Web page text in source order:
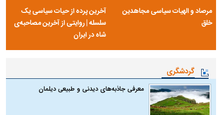
مرصاد و الهیات سیاسی مجاهدین
خلق
آخرین پرده از حیات سیاسی یک
سلسله | روایتی از آخرین مصاحبه‌ی
شاه در ایران
گردشگری
معرفی جاذبه‌های دیدنی و طبیعی دیلمان